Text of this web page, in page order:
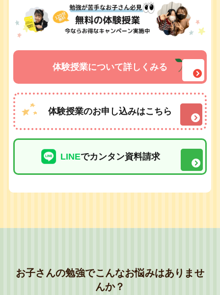
体験授業について詳しくみる
体験授業のお申し込みはこちら
LINEでカンタン資料請求
お子さんの勉強でこんなお悩みはありませ
んか？